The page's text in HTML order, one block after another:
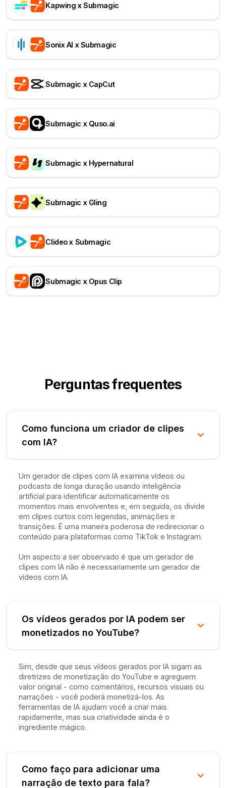
Kapwing x Submagic
Sonix AI x Submagic
Submagic x CapCut
Submagic x Quso.ai
Submagic x Hypernatural
Submagic x Gling
Clideo x Submagic
Submagic x Opus Clip
Perguntas frequentes
Como funciona um criador de clipes
com IA?
Um gerador de clipes com IA examina vídeos ou
podcasts de longa duração usando inteligência
artificial para identificar automaticamente os
momentos mais envolventes e, em seguida, os divide
em clipes curtos com legendas, animações e
transições. É uma maneira poderosa de redirecionar o
conteúdo para plataformas como TikTok e Instagram.
Um aspecto a ser observado é que um gerador de
clipes com IA não é necessariamente um gerador de
vídeos com IA.
Os vídeos gerados por IA podem ser
monetizados no YouTube?
Sim, desde que seus vídeos gerados por IA sigam as
diretrizes de monetização do YouTube e agreguem
valor original - como comentários, recursos visuais ou
narrações - você poderá monetizá-los. As
ferramentas de IA ajudam você a criar mais
rapidamente, mas sua criatividade ainda é o
ingrediente mágico.
Como faço para adicionar uma
narração de texto para fala?